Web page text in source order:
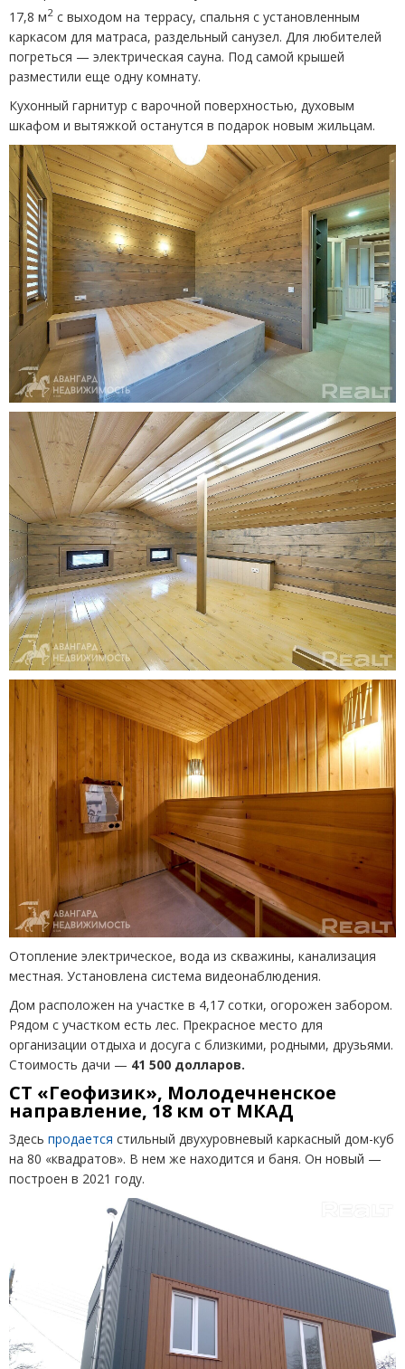
17,8 м2 с выходом на террасу, спальня с установленным
каркасом для матраса, раздельный санузел. Для любителей
погреться — электрическая сауна. Под самой крышей
разместили еще одну комнату.
Кухонный гарнитур с варочной поверхностью, духовым
шкафом и вытяжкой останутся в подарок новым жильцам.
Отопление электрическое, вода из скважины, канализация
местная. Установлена система видеонаблюдения.
Дом расположен на участке в 4,17 сотки, огорожен забором.
Рядом с участком есть лес. Прекрасное место для
организации отдыха и досуга с близкими, родными, друзьями.
Стоимость дачи — 41 500 долларов.
СТ «Геофизик», Молодечненское
направление, 18 км от МКАД
Здесь продается стильный двухуровневый каркасный дом-куб
на 80 «квадратов». В нем же находится и баня. Он новый —
построен в 2021 году.